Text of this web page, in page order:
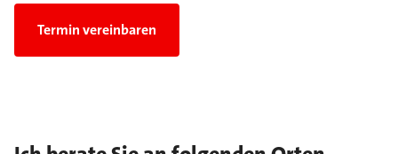
Termin vereinbaren